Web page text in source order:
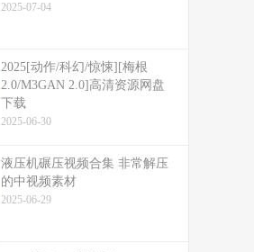
2025-07-04
2025[动作/科幻/惊悚][梅根
2.0/M3GAN 2.0]高清资源网盘
下载
2025-06-30
液压机碾压视频合集 非常解压
的中视频素材
2025-06-29